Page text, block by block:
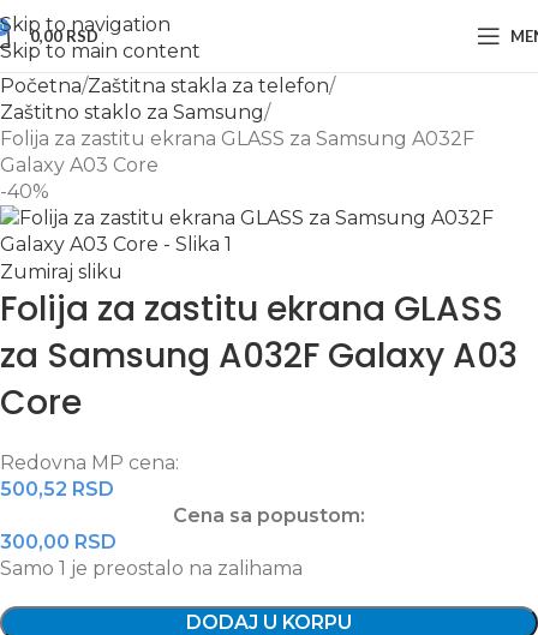
Skip to navigation
Skip to main content
0,00RSD
Početna Zaštitna stakla za telefon
Zaštitno staklo za Samsung
Folija za zastitu ekrana GLASS za Samsung A032F
Galaxy A03 Core
-40%
Zumiraj sliku
Folija za zastitu ekrana GLASS
za Samsung A032F Galaxy A03
Core
Redovna MP cena:
500,52 RSD
Cena sa popustom:
300,00 RSD
Samo 1 je preostalo na zalihama
DODAJ U KORPU